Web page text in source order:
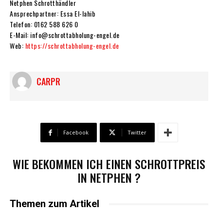
Netphen Schrotthändler
Ansprechpartner: Essa El-lahib
Telefon: 0162 588 626 0
E-Mail: info@schrottabholung-engel.de
Web: https://schrottabholung-engel.de
CARPR
Facebook Twitter
WIE BEKOMMEN ICH EINEN SCHROTTPREIS
IN NETPHEN ?
Themen zum Artikel